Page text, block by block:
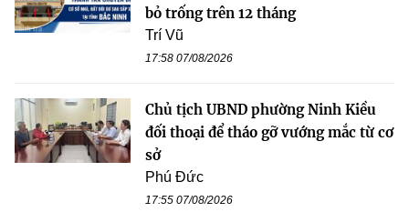
bỏ trống trên 12 tháng
Trí Vũ
17:58 07/08/2026
Chủ tịch UBND phường Ninh Kiều
đối thoại để tháo gỡ vướng mắc từ cơ
sở
Phú Đức
17:55 07/08/2026